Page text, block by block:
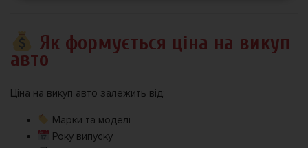
Як формується ціна на викуп
авто
Ціна на викуп авто залежить від:
Марки та моделі
Року випуску